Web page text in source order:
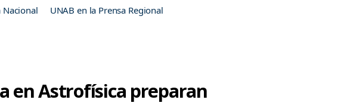
Nacional UNAB en la Prensa Regional
en Astrofísica preparan